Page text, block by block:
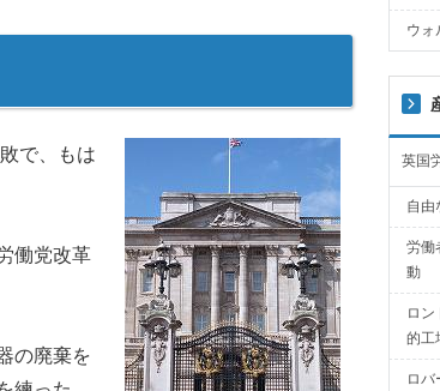
で、もは
働党改革
の廃棄を
ウォ
英国
自由
労働
動
ロ
的工
ロ